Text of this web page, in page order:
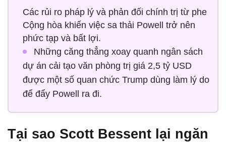
Các rủi ro pháp lý và phản đối chính trị từ phe
Cộng hòa khiến việc sa thải Powell trở nên
phức tạp và bất lợi.
Những căng thẳng xoay quanh ngân sách
dự án cải tạo văn phòng trị giá 2,5 tỷ USD
được một số quan chức Trump dùng làm lý do
để đẩy Powell ra đi.
Tại sao Scott Bessent lại ngăn